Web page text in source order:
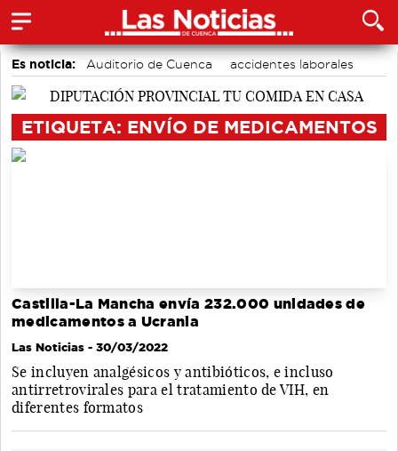
Es noticia: Auditorio de Cuenca
accidentes laborales
Motor
Actividades culturales en Cuenca
ETIQUETA: ENVÍO DE MEDICAMENTOS
Castilla-La Mancha envía 232.000 unidades de
medicamentos a Ucrania
Las Noticias - 30/03/2022
Se incluyen analgésicos y antibióticos, e incluso
antirretrovirales para el tratamiento de VIH, en
diferentes formatos